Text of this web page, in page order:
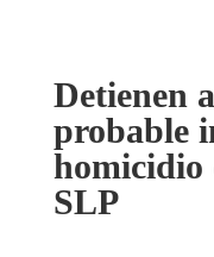
Detienen
probable
homicidio
SLP